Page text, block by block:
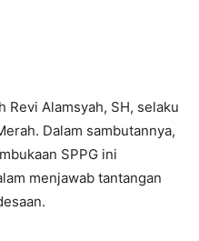
Revi Alamsyah, SH, selaku
Dalam sambutannya,
SPPG ini
menjawab tantangan